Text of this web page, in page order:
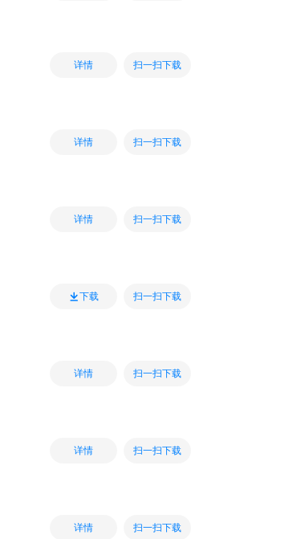
详情 扫一扫下载
详情 扫一扫下载
详情 扫一扫下载
下载 扫一扫下载
详情 扫一扫下载
详情 扫一扫下载
详情 扫一扫下载